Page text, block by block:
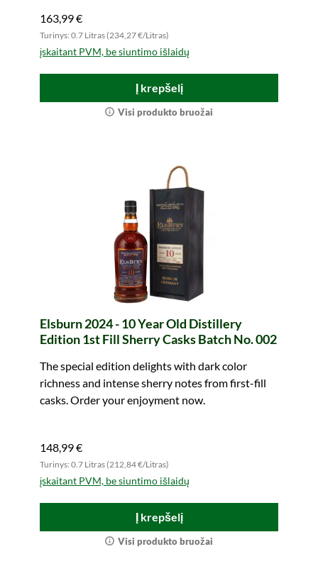
163,99 €
Turinys: 0.7 Litras (234,27 €/Litras)
įskaitant PVM, be siuntimo išlaidų
Į krepšelį
Visi produkto bruožai
Elsburn 2024 - 10 Year Old Distillery
Edition 1st Fill Sherry Casks Batch No. 002
The special edition delights with dark color
richness and intense sherry notes from first-fill
casks. Order your enjoyment now.
148,99 €
Turinys: 0.7 Litras (212,84 €/Litras)
įskaitant PVM, be siuntimo išlaidų
Į krepšelį
Visi produkto bruožai